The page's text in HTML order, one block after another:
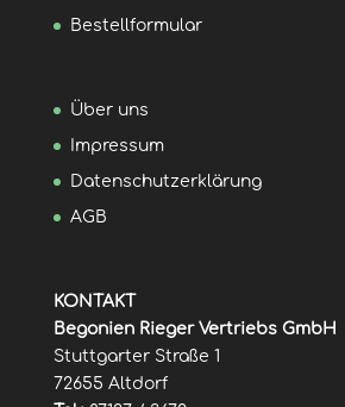
Bestellformular
Über uns
Impressum
Datenschutzerklärung
AGB
KONTAKT
Begonien Rieger Vertriebs GmbH
Stuttgarter Straße 1
72655 Altdorf